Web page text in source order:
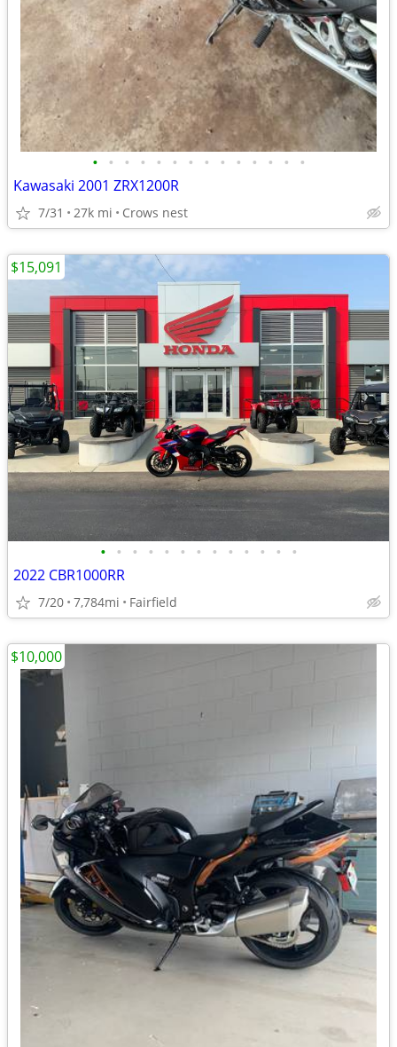
• • • • • • • • • • • • • •
Kawasaki 2001 ZRX1200R
7/31 27k mi Crows nest
• • • • • • • • • • • • •
2022 CBR1000RR
7/20 7,784mi Fairfield
$15,091
$10,000